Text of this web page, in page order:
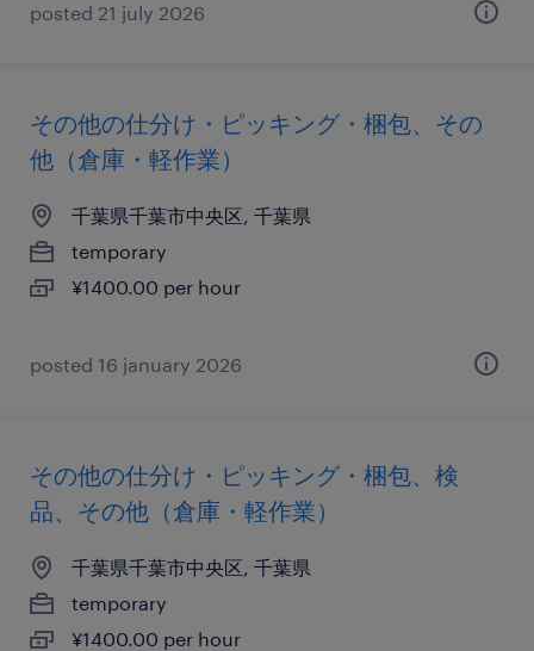
posted 21 july 2026
その他の仕分け・ピッキング・梱包、その
他（倉庫・軽作業）
千葉県千葉市中央区, 千葉県
temporary
¥1400.00 per hour
posted 16 january 2026
その他の仕分け・ピッキング・梱包、検
品、その他（倉庫・軽作業）
千葉県千葉市中央区, 千葉県
temporary
¥1400.00 per hour